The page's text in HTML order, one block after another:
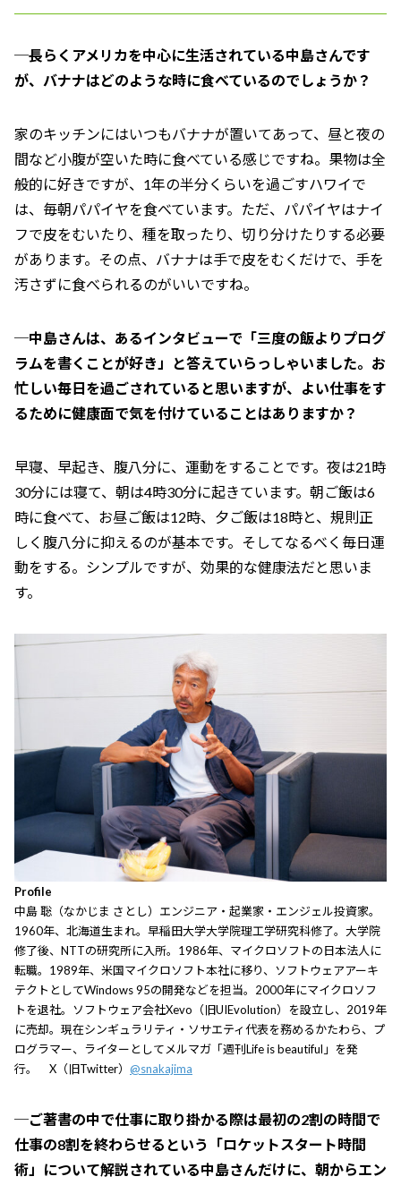
─長らくアメリカを中心に生活されている中島さんです
が、バナナはどのような時に食べているのでしょうか？
家のキッチンにはいつもバナナが置いてあって、昼と夜の
間など小腹が空いた時に食べている感じですね。果物は全
般的に好きですが、1年の半分くらいを過ごすハワイで
は、毎朝パパイヤを食べています。ただ、パパイヤはナイ
フで皮をむいたり、種を取ったり、切り分けたりする必要
があります。その点、バナナは手で皮をむくだけで、手を
汚さずに食べられるのがいいですね。
─中島さんは、あるインタビューで「三度の飯よりプログ
ラムを書くことが好き」と答えていらっしゃいました。お
忙しい毎日を過ごされていると思いますが、よい仕事をす
るために健康面で気を付けていることはありますか？
早寝、早起き、腹八分に、運動をすることです。夜は21時
30分には寝て、朝は4時30分に起きています。朝ご飯は6
時に食べて、お昼ご飯は12時、夕ご飯は18時と、規則正
しく腹八分に抑えるのが基本です。そしてなるべく毎日運
動をする。シンプルですが、効果的な健康法だと思いま
す。
Profile
中島 聡（なかじま さとし）エンジニア・起業家・エンジェル投資家。
1960年、北海道生まれ。早稲田大学大学院理工学研究科修了。大学院
修了後、NTTの研究所に入所。1986年、マイクロソフトの日本法人に
転職。1989年、米国マイクロソフト本社に移り、ソフトウェアアーキ
テクトとしてWindows 95の開発などを担当。2000年にマイクロソフ
トを退社。ソフトウェア会社Xevo（旧UIEvolution）を設立し、2019年
に売却。現在シンギュラリティ・ソサエティ代表を務めるかたわら、プ
ログラマー、ライターとしてメルマガ「週刊Life is beautiful」を発
行。 X（旧Twitter） @snakajima
─ご著書の中で仕事に取り掛かる際は最初の2割の時間で
仕事の8割を終わらせるという「ロケットスタート時間
術」について解説されている中島さんだけに、朝からエン